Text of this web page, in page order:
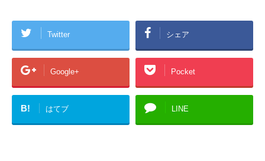
Twitter シェア
Google+ Pocket
B! はてブ LINE